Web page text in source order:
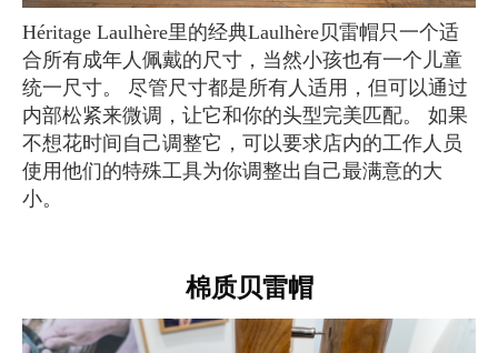
Héritage Laulhère里的经典Laulhère贝雷帽只一个适
合所有成年人佩戴的尺寸，当然小孩也有一个儿童
统一尺寸。 尽管尺寸都是所有人适用，但可以通过
内部松紧来微调，让它和你的头型完美匹配。 如果
不想花时间自己调整它，可以要求店内的工作人员
使用他们的特殊工具为你调整出自己最满意的大
小。
棉质贝雷帽